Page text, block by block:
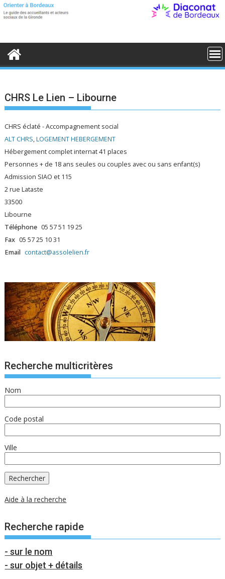
S
t
o
CHRS Le Lien – Libourne
CHRS éclaté - Accompagnement social
ALT CHRS,LOGEMENT HEBERGEMENT
Hébergement complet internat 41 places
Personnes + de 18 ans seules ou couples avec ou sans enfant(s)
Admission SIAO et 115
2 rue Lataste
33500
Libourne
Téléphone 05 57 51 19 25
Fax 05 57 25 10 31
Email contact@assolelien.fr
Recherche multicritères
Nom
Code postal
Ville
Aide à la recherche
Recherche rapide
- sur le nom
- sur objet + détails